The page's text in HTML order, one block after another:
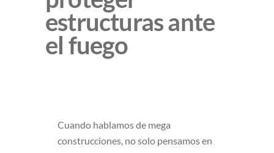
estructuras ante
el fuego
Cuando hablamos de mega
construcciones, no solo pensamos en